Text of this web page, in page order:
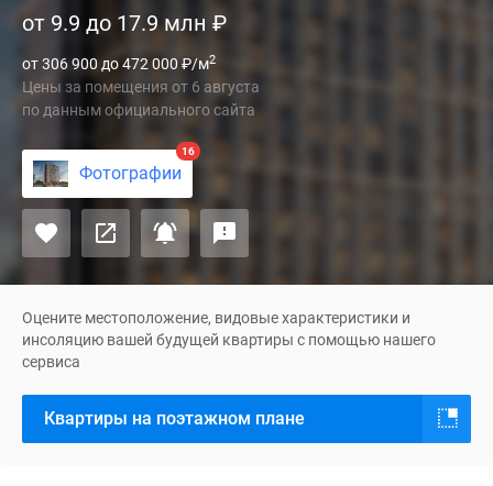
в
Перово
девелопером
«Основа».
Новостройка
представляет
собой
монолитно-
кирпичный
18-
этажный
дом
бизнес-
класса
с
от 9.9 до 17.9 млн ₽
от 306 900 до 472 000 ₽/м2
Цены за помещения от 6 августа
по данным официального сайта
Фотографии
16
Оцените местоположение, видовые характеристики и
инсоляцию вашей будущей квартиры с помощью нашего
сервиса
Квартиры на поэтажном плане